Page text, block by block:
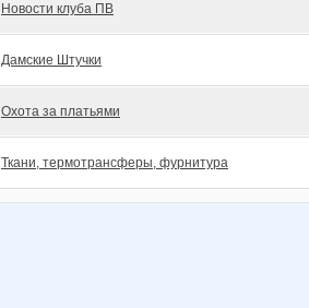
Новости клуба ПВ
Дамские Штучки
Охота за платьями
Ткани, термотрансферы, фурнитура